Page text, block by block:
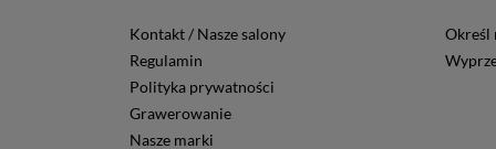
Kontakt / Nasze salony
Regulamin
Polityka prywatności
Grawerowanie
Nasze marki
Określ